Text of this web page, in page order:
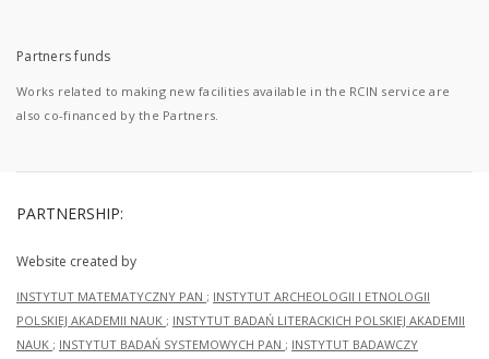
Partners funds
Works related to making new facilities available in the RCIN service are
also co-financed by the Partners.
PARTNERSHIP:
Website created by
INSTYTUT MATEMATYCZNY PAN ; INSTYTUT ARCHEOLOGII I ETNOLOGII
POLSKIEJ AKADEMII NAUK ; INSTYTUT BADAŃ LITERACKICH POLSKIEJ AKADEMII
NAUK ; INSTYTUT BADAŃ SYSTEMOWYCH PAN ; INSTYTUT BADAWCZY